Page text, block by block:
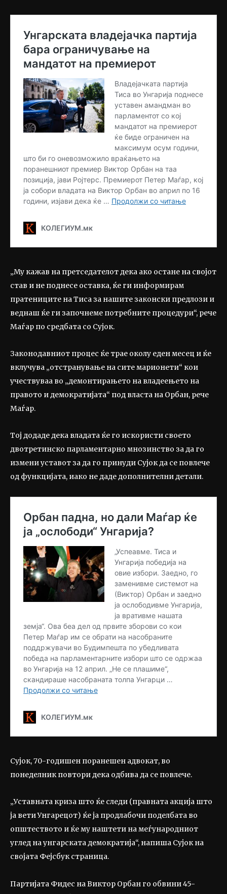
„Му кажав на претседателот дека ако остане на својот
став и не поднесе оставка, ќе ги информирам
пратениците на Тиса за нашите законски предлози и
веднаш ќе ги започнеме потребните процедури“, рече
Маѓар по средбата со Сујок.
Законодавниот процес ќе трае околу еден месец и ќе
вклучува „отстранување на сите марионети“ кои
учествуваа во „демонтирањето на владеењето на
правото и демократијата“ под власта на Орбан, рече
Маѓар.
Тој додаде дека владата ќе го искористи своето
двотретинско парламентарно мнозинство за да го
измени уставот за да го принуди Сујок да се повлече
од функцијата, иако не даде дополнителни детали.
Сујок, 70-годишен поранешен адвокат, во
понеделник повтори дека одбива да се повлече.
„Уставната криза што ќе следи (правната акција што
ја вети Унгарецот) ќе ја продлабочи поделбата во
општеството и ќе му наштети на меѓународниот
углед на унгарската демократија“, напиша Сујок на
својата Фејсбук страница.
Партијата Фидес на Виктор Орбан го обвини 45-